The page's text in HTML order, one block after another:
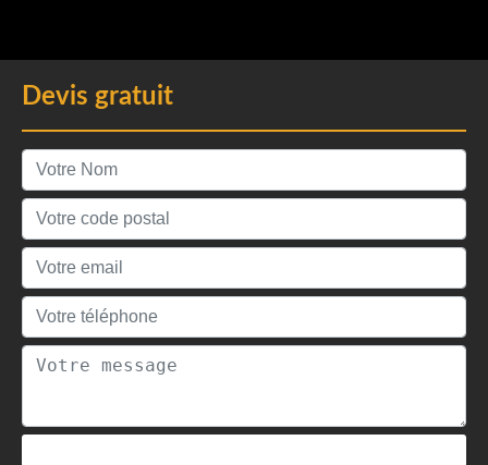
Devis gratuit